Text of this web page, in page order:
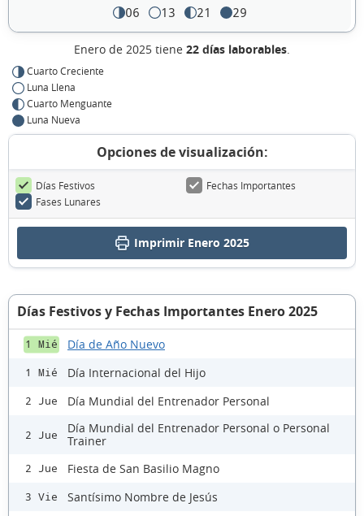
06 13 21 29
Enero de 2025 tiene 22 días laborables.
Cuarto Creciente
Luna Llena
Cuarto Menguante
Luna Nueva
Opciones de visualización:
Días Festivos
Fechas Importantes
Fases Lunares
Imprimir Enero 2025
Días Festivos y Fechas Importantes Enero 2025
1 Mié Día de Año Nuevo
1 Mié Día Internacional del Hijo
2 Jue Día Mundial del Entrenador Personal
2 Jue
Día Mundial del Entrenador Personal o Personal
Trainer
2 Jue Fiesta de San Basilio Magno
3 Vie Santísimo Nombre de Jesús